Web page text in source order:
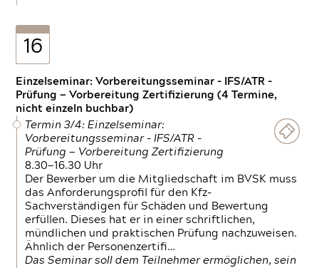
16
Einzelseminar: Vorbereitungsseminar - IFS/ATR -
Prüfung — Vorbereitung Zertifizierung (4 Termine,
nicht einzeln buchbar)
Termin 3/4: Einzelseminar:
Vorbereitungsseminar - IFS/ATR -
Prüfung — Vorbereitung Zertifizierung
8.30—16.30 Uhr
Der Bewerber um die Mitgliedschaft im BVSK muss
das Anforderungsprofil für den Kfz-
Sachverständigen für Schäden und Bewertung
erfüllen. Dieses hat er in einer schriftlichen,
mündlichen und praktischen Prüfung nachzuweisen.
Ähnlich der Personenzertifi…
Das Seminar soll dem Teilnehmer ermöglichen, sein